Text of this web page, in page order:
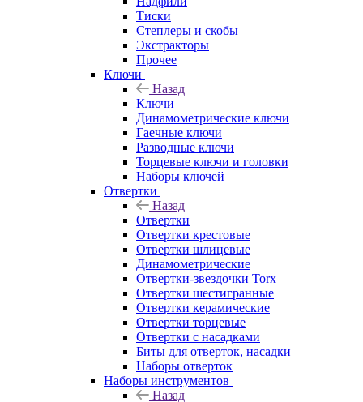
Тиски
Степлеры и скобы
Экстракторы
Прочее
Ключи
Назад
Ключи
Динамометрические ключи
Гаечные ключи
Разводные ключи
Торцевые ключи и головки
Наборы ключей
Отвертки
Назад
Отвертки
Отвертки крестовые
Отвертки шлицевые
Динамометрические
Отвертки-звездочки Torx
Отвертки шестигранные
Отвертки керамические
Отвертки торцевые
Отвертки с насадками
Биты для отверток, насадки
Наборы отверток
Наборы инструментов
Назад